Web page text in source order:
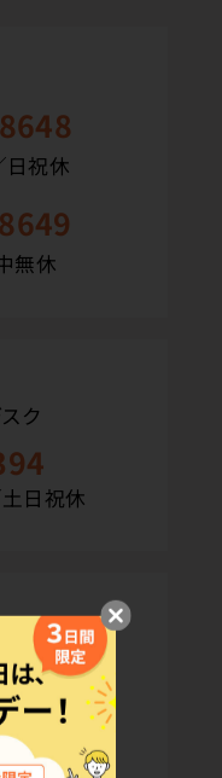
日祝休
無休
ク
日祝休